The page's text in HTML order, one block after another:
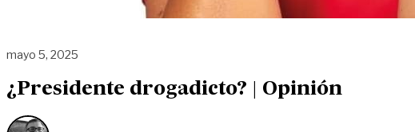
mayo 5, 2025
¿Presidente drogadicto? | Opinión